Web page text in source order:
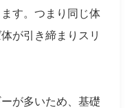
す。つまり同じ体
が引き締まりスリ
が多いため、基礎